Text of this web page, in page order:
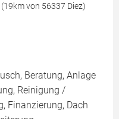
von 56337 Diez)
Beratung, Anlage
Reinigung /
Finanzierung, Dach